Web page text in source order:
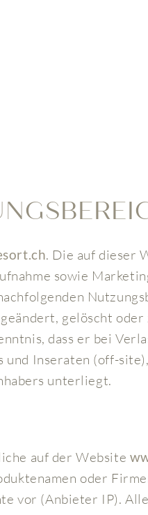
. Die auf dieser
sowie
gelöscht
dass er bei
Inseraten (off-
unterliegt.
auf der Website
oder
vor (Anbieter IP). Alle